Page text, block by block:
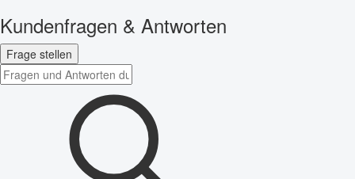
Kundenfragen & Antworten
Frage stellen